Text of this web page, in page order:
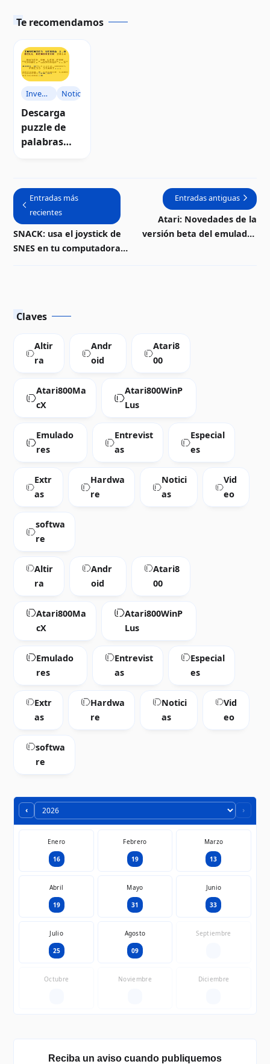
Te recomendamos
Invenies
Verba
Noticias
Descarga
puzzle de
palabras
Entradas más
recientes
SNACK: usa el joystick de
SNES en tu computadora
Entradas antiguas
Atari: Novedades de la
versión beta del emulador
Claves
Altir
ra
Andr
oid
Atari8
00
Atari800Ma
cX
Atari800WinP
Lus
Emulado
res
Entrevist
as
Especial
es
Extr
as
Hardwa
re
Notici
as
Vid
eo
softwa
re
Altir
ra
Andr
oid
Atari8
00
Atari800Ma
cX
Atari800WinP
Lus
Emulado
res
Entrevist
as
Especial
es
Extr
as
Hardwa
re
Notici
as
Vid
eo
softwa
re
‹ ›
Enero
16
Febrero
19
Marzo
13
Abril
19
Mayo
31
Junio
33
Julio
25
Agosto
09
Septiembre
Octubre Noviembre Diciembre
Reciba un aviso cuando publiquemos